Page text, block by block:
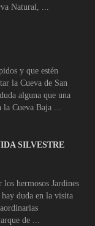
Natural, ...
y que estén
la Cueva de San
alguna que una
la Cueva Baja ...
SILVESTRE
los hermosos Jardines
duda en la visita
de ...